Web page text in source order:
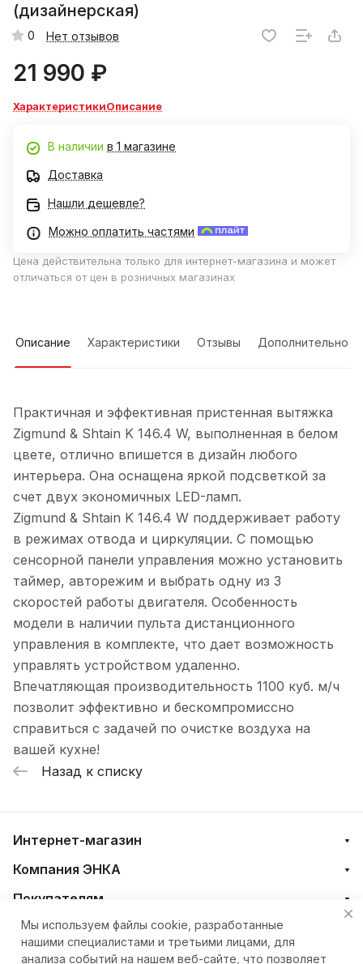
(дизайнерская)
0 Нет отзывов
21 990 ₽
ХарактеристикиОписание
В наличии в 1 магазине
Доставка
Нашли дешевле?
Можно оплатить частями
Цена действительна только для интернет-магазина и может
отличаться от цен в розничных магазинах
Описание Характеристики Отзывы Дополнительно
Практичная и эффективная пристенная вытяжка
Zigmund & Shtain K 146.4 W, выполненная в белом
цвете, отлично впишется в дизайн любого
интерьера. Она оснащена яркой подсветкой за
счет двух экономичных LED-ламп.
Zigmund & Shtain K 146.4 W поддерживает работу
в режимах отвода и циркуляции. С помощью
сенсорной панели управления можно установить
таймер, авторежим и выбрать одну из 3
скоростей работы двигателя. Особенность
модели в наличии пульта дистанционного
управления в комплекте, что дает возможность
управлять устройством удаленно.
Впечатляющая производительность 1100 куб. м/ч
позволит эффективно и бескомпромиссно
справиться с задачей по очистке воздуха на
вашей кухне!
Назад к списку
Интернет-магазин
Компания ЭНКА
Покупателям
+7 (4212) 23-33-33
Мы используем файлы cookie, разработанные
нашими специалистами и третьими лицами, для
анализа событий на нашем веб-сайте, что позволяет